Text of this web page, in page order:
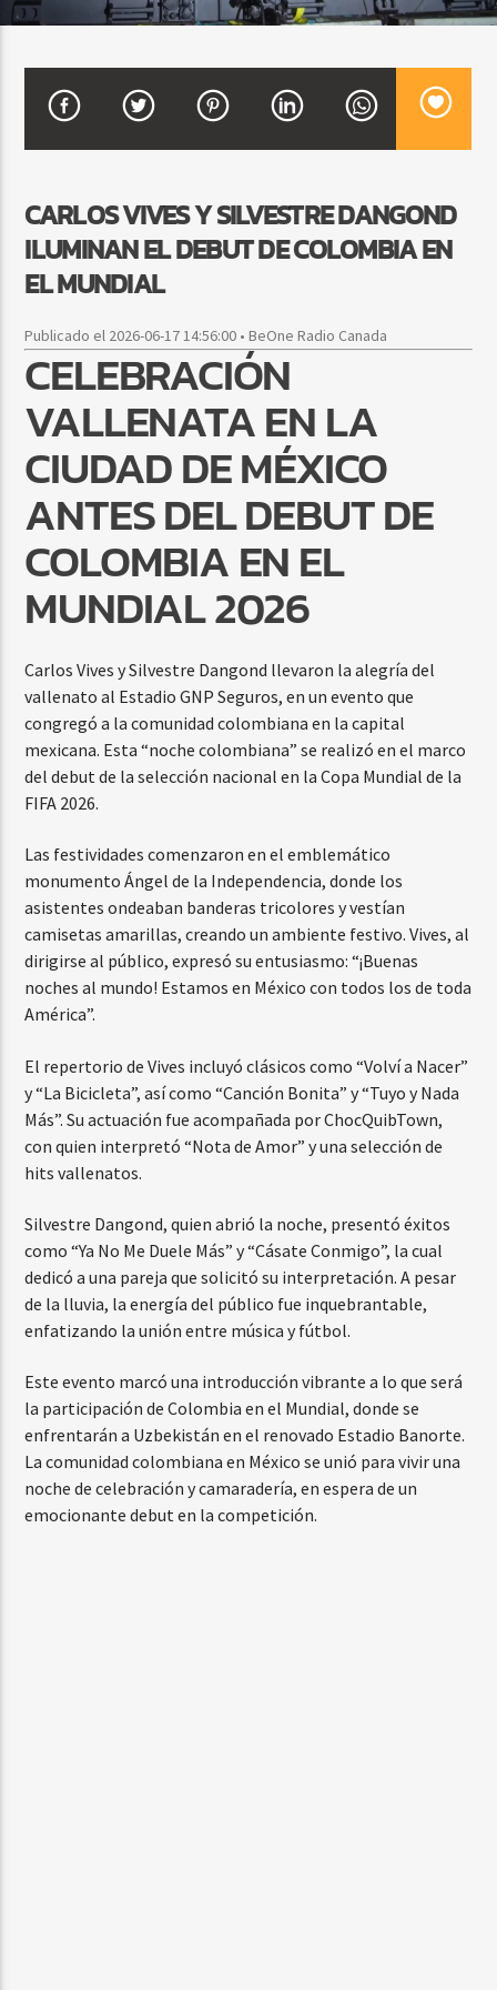
CURRENT SHOW
DJ MIX
12:00 AM 2:00 AM
Beone Radio
CARLOS VIVES Y SILVESTRE DANGOND
ILUMINAN EL DEBUT DE COLOMBIA EN
EL MUNDIAL
Publicado el 2026-06-17 14:56:00 • BeOne Radio Canada
CELEBRACIÓN
VALLENATA EN LA
CIUDAD DE MÉXICO
ANTES DEL DEBUT DE
COLOMBIA EN EL
MUNDIAL 2026
Carlos Vives y Silvestre Dangond llevaron la alegría del
vallenato al Estadio GNP Seguros, en un evento que
congregó a la comunidad colombiana en la capital
mexicana. Esta “noche colombiana” se realizó en el marco
del debut de la selección nacional en la Copa Mundial de la
FIFA 2026.
Las festividades comenzaron en el emblemático
monumento Ángel de la Independencia, donde los
asistentes ondeaban banderas tricolores y vestían
camisetas amarillas, creando un ambiente festivo. Vives, al
dirigirse al público, expresó su entusiasmo: “¡Buenas
noches al mundo! Estamos en México con todos los de toda
América”.
El repertorio de Vives incluyó clásicos como “Volví a Nacer”
y “La Bicicleta”, así como “Canción Bonita” y “Tuyo y Nada
Más”. Su actuación fue acompañada por ChocQuibTown,
con quien interpretó “Nota de Amor” y una selección de
hits vallenatos.
Silvestre Dangond, quien abrió la noche, presentó éxitos
como “Ya No Me Duele Más” y “Cásate Conmigo”, la cual
dedicó a una pareja que solicitó su interpretación. A pesar
de la lluvia, la energía del público fue inquebrantable,
enfatizando la unión entre música y fútbol.
Este evento marcó una introducción vibrante a lo que será
la participación de Colombia en el Mundial, donde se
enfrentarán a Uzbekistán en el renovado Estadio Banorte.
La comunidad colombiana en México se unió para vivir una
noche de celebración y camaradería, en espera de un
emocionante debut en la competición.